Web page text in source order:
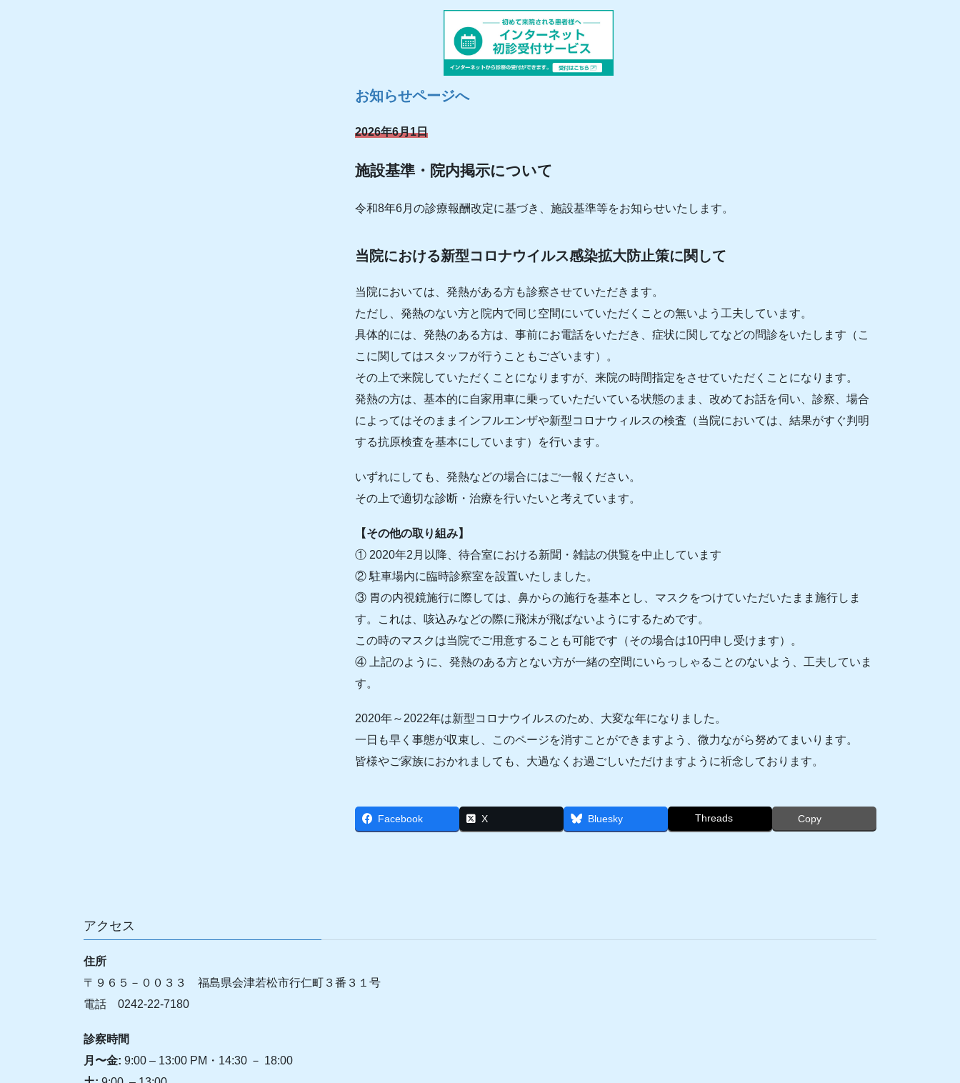
お知らせページへ
2026年6月1日
施設基準・院内掲示について
令和8年6月の診療報酬改定に基づき、施設基準等をお知らせいたします。
当院における新型コロナウイルス感染拡大防止策に関して
当院においては、発熱がある方も診察させていただきます。
ただし、発熱のない方と院内で同じ空間にいていただくことの無いよう工夫しています。
具体的には、発熱のある方は、事前にお電話をいただき、症状に関してなどの問診をいたします（こ
こに関してはスタッフが行うこともございます）。
その上で来院していただくことになりますが、来院の時間指定をさせていただくことになります。
発熱の方は、基本的に自家用車に乗っていただいている状態のまま、改めてお話を伺い、診察、場合
によってはそのままインフルエンザや新型コロナウィルスの検査（当院においては、結果がすぐ判明
する抗原検査を基本にしています）を行います。
いずれにしても、発熱などの場合にはご一報ください。
その上で適切な診断・治療を行いたいと考えています。
【その他の取り組み】
① 2020年2月以降、待合室における新聞・雑誌の供覧を中止しています
② 駐車場内に臨時診察室を設置いたしました。
③ 胃の内視鏡施行に際しては、鼻からの施行を基本とし、マスクをつけていただいたまま施行しま
す。これは、咳込みなどの際に飛沫が飛ばないようにするためです。
この時のマスクは当院でご用意することも可能です（その場合は10円申し受けます）。
④ 上記のように、発熱のある方とない方が一緒の空間にいらっしゃることのないよう、工夫していま
す。
2020年～2022年は新型コロナウイルスのため、大変な年になりました。
一日も早く事態が収束し、このページを消すことができますよう、微力ながら努めてまいります。
皆様やご家族におかれましても、大過なくお過ごしいただけますように祈念しております。
Facebook X Bluesky Threads Copy
アクセス
住所
〒 ９６５－００３３ 福島県会津若松市行仁町３番３１号
電話 0242-22-7180
診察時間
月〜金: 9:00 – 13:00 PM・14:30 － 18:00